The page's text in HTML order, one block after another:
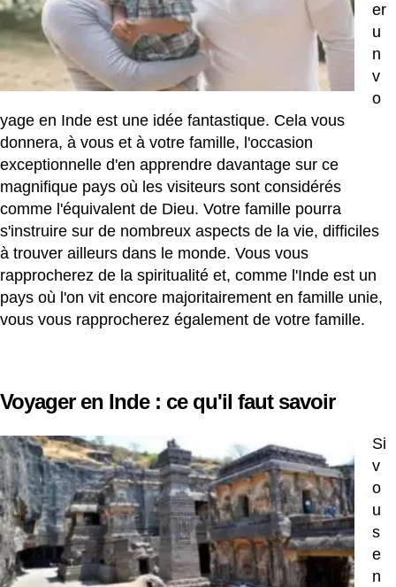
er
u
n
v
o
yage en Inde est une idée fantastique. Cela vous
donnera, à vous et à votre famille, l'occasion
exceptionnelle d'en apprendre davantage sur ce
magnifique pays où les visiteurs sont considérés
comme l'équivalent de Dieu. Votre famille pourra
s'instruire sur de nombreux aspects de la vie, difficiles
à trouver ailleurs dans le monde. Vous vous
rapprocherez de la spiritualité et, comme l'Inde est un
pays où l'on vit encore majoritairement en famille unie,
vous vous rapprocherez également de votre famille.
Voyager en Inde : ce qu'il faut savoir
Si
v
o
u
s
e
n